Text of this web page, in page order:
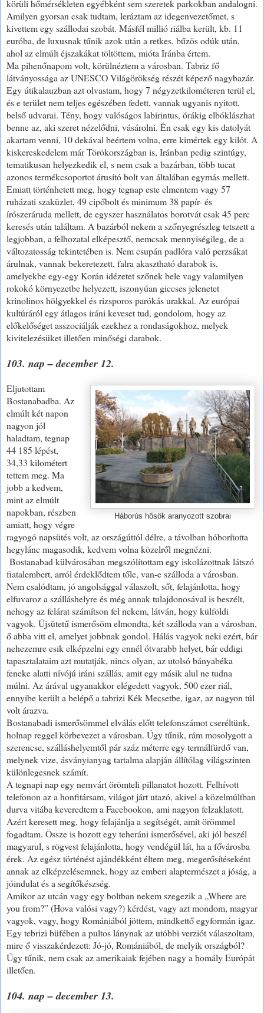
körüli hőmérsékleten egyébként sem szeretek parkokban andalogni.
Amilyen gyorsan csak tudtam, leráztam az idegenvezetőmet, s
kivettem egy szállodai szobát. Másfél millió riálba került, kb. 11
euróba, de luxusnak tűnik azok után a retkes, bűzös odúk után,
ahol az elmúlt éjszakákat töltöttem, mióta Iránba értem.
Ma pihenőnapom volt, körülnéztem a városban. Tabriz fő
látványossága az UNESCO Világörökség részét képező nagybazár.
Egy útikalauzban azt olvastam, hogy 7 négyzetkilométeren terül el,
és e terület nem teljes egészében fedett, vannak ugyanis nyitott,
belső udvarai. Tény, hogy valóságos labirintus, órákig elbóklászhat
benne az, aki szeret nézelődni, vásárolni. Én csak egy kis datolyát
akartam venni, 10 dekával beértem volna, erre kimértek egy kilót. A
kiskereskedelem már Törökországban is, Iránban pedig szintúgy,
tematikusan helyezkedik el, s nem csak a bazárban, több tucat
azonos termékcsoportot árusító bolt van általában egymás mellett.
Emiatt történhetett meg, hogy tegnap este elmentem vagy 57
ruházati szaküzlet, 49 cipőbolt és minimum 38 papír- és
írószeráruda mellett, de egyszer használatos borotvát csak 45 perc
keresés után találtam. A bazárból nekem a szőnyegrészleg tetszett a
legjobban, a felhozatal elképesztő, nemcsak mennyiségileg, de a
változatosság tekintetében is. Nem csupán padlóra való perzsákat
árulnak, vannak bekeretezett, falra akasztható darabok is,
amelyekbe egy-egy Korán idézetet szőnek bele vagy valamilyen
rokokó környezetbe helyezett, iszonyúan giccses jelenetet
krinolinos hölgyekkel és rizsporos parókás urakkal. Az európai
kultúráról egy átlagos iráni keveset tud, gondolom, hogy az
előkelőséget asszociálják ezekhez a rondaságokhoz, melyek
kivitelezésüket illetően minőségi darabok.
103. nap – december 12.
Háborús hősök aranyozott szobrai
Eljutottam
Bostanabadba. Az
elmúlt két napon
nagyon jól
haladtam, tegnap
44 185 lépést,
34,33 kilométert
tettem meg. Ma
jobb a kedvem,
mint az elmúlt
napokban, részben
amiatt, hogy végre
ragyogó napsütés volt, az országúttól délre, a távolban hóborította
hegylánc magasodik, kedvem volna közelről megnézni.
Bostanabad külvárosában megszólítottam egy iskolázottnak látszó
fiatalembert, arról érdeklődtem tőle, van-e szálloda a városban.
Nem csalódtam, jó angolsággal válaszolt, sőt, felajánlotta, hogy
elfuvaroz a szálláshelyre és még annak tulajdonosával is beszélt,
nehogy az felárat számítson fel nekem, látván, hogy külföldi
vagyok. Újsütetű ismerősöm elmondta, két szálloda van a városban,
ő abba vitt el, amelyet jobbnak gondol. Hálás vagyok neki ezért, bár
nehezemre esik elképzelni egy ennél ótvarabb helyet, bár eddigi
tapasztalataim azt mutatják, nincs olyan, az utolsó bányabéka
feneke alatti nívójú iráni szállás, amit egy másik alul ne tudna
múlni. Az árával ugyanakkor elégedett vagyok, 500 ezer riál,
ennyibe került a belépő a tabrizi Kék Mecsetbe, igaz, az nagyon túl
volt árazva.
Bostanabadi ismerősömmel elválás előtt telefonszámot cseréltünk,
holnap reggel körbevezet a városban. Úgy tűnik, rám mosolygott a
szerencse, szálláshelyemtől pár száz méterre egy termálfürdő van,
melynek vize, ásványianyag tartalma alapján állítólag világszinten
különlegesnek számít.
A tegnapi nap egy nemvárt örömteli pillanatot hozott. Felhívott
telefonon az a honfitársam, világot járt utazó, akivel a közelmúltban
durva vitába keveredtem a Facebookon, ami nagyon felzaklatott.
Azért keresett meg, hogy felajánlja a segítségét, amit örömmel
fogadtam. Össze is hozott egy teheráni ismerősével, aki jól beszél
magyarul, s rögvest felajánlotta, hogy vendégül lát, ha a fővárosba
érek. Az egész történést ajándékként éltem meg, megerősítéseként
annak az elképzelésemnek, hogy az emberi alaptermészet a jóság, a
jóindulat és a segítőkészség.
Amikor az utcán vagy egy boltban nekem szegezik a „Where are
you from?” (Hova valósi vagy?) kérdést, vagy azt mondom, magyar
vagyok, vagy, hogy Romániából jöttem, mindkettő egyformán igaz.
Egy tebrizi büfében a pultos lánynak az utóbbi verziót válaszoltam,
mire ő visszakérdezett: Jó-jó, Romániából, de melyik országból?
Úgy tűnik, nem csak az amerikaiak fejében nagy a homály Európát
illetően.
104. nap – december 13.